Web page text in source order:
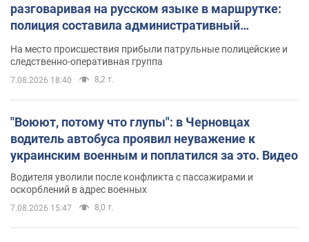
разговаривая на русском языке в маршрутке:
полиция составила административный
На место происшествия прибыли патрульные полицейские и
следственно-оперативная группа
7.08.2026 18:40 8,2 т.
"Воюют, потому что глупы": в Черновцах
водитель автобуса проявил неуважение к
украинским военным и поплатился за это. Видео
Водителя уволили после конфликта с пассажирами и
оскорблений в адрес военных
7.08.2026 15:47 8,0 т.